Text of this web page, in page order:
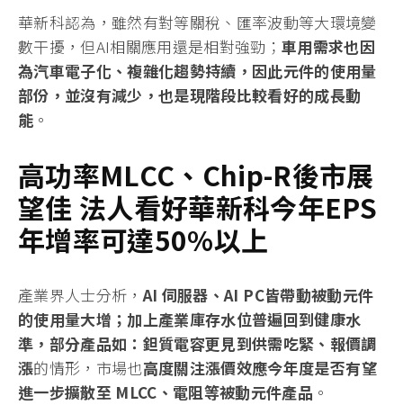
華新科認為，雖然有對等關稅、匯率波動等大環境變
數干擾，但AI相關應用還是相對強勁；車用需求也因
為汽車電子化、複雜化趨勢持續，因此元件的使用量
部份，並沒有減少，也是現階段比較看好的成長動
能 。
高功率MLCC 、 Chip-R後市展
望佳 法人看好華新科今年EPS
年增率可達50%以上
產業界人士分析，AI 伺服器、AI PC皆帶動被動元件
的使用量大增；加上產業庫存水位普遍回到健康水
準，部分產品如：鉭質電容更見到供需吃緊、報價調
漲的情形，市場也高度關注漲價效應今年度是否有望
進一步擴散至 MLCC 、電阻等被動元件產品 。